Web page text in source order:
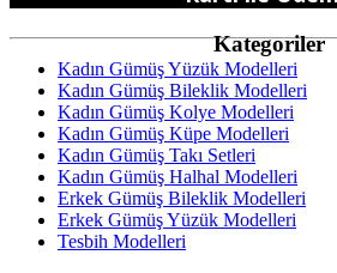
Kategoriler
Kadın Gümüş Yüzük Modelleri
Kadın Gümüş Bileklik Modelleri
Kadın Gümüş Kolye Modelleri
Kadın Gümüş Küpe Modelleri
Kadın Gümüş Takı Setleri
Kadın Gümüş Halhal Modelleri
Erkek Gümüş Bileklik Modelleri
Erkek Gümüş Yüzük Modelleri
Tesbih Modelleri